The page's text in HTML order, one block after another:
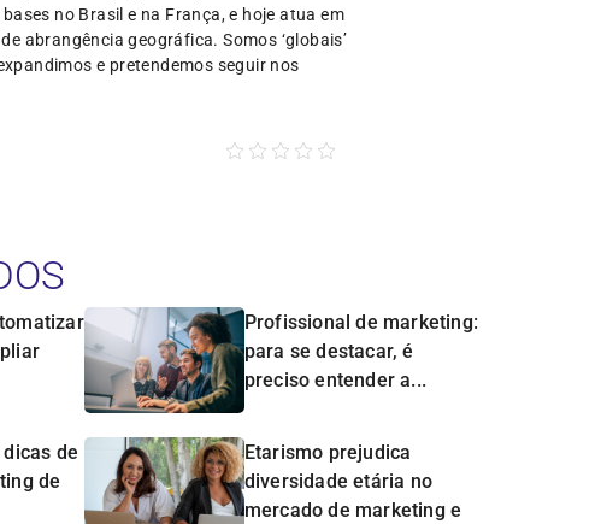
no Brasil e na França, e hoje atua em
abrangência geográfica. Somos ‘globais’
e pretendemos seguir nos
Profissional de marketing:
para se destacar, é
preciso entender a...
de
de
Etarismo prejudica
diversidade etária no
mercado de marketing e